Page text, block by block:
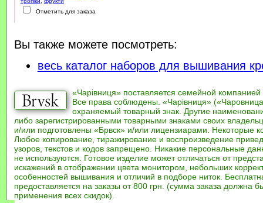
Отметить для заказа
Вы также можете посмотреть:
весь каталог наборов для вышивания
«Чарівниця» поставляется семейной компанией
Все права соблюдены. «Чарівниця»
охраняемый товарный знак. Другие
либо зарегистрированными товарными знаками своих
и/или подготовлены «Брвск» и/или лицензиарами. Некоторые
Любое копирование, тиражирование и воспроизведение
узоров, текстов и кодов запрещено. Никакие персональные
не используются. Готовое изделие может отличаться от
искажений в отображении цвета монитором, небольших
особенностей вышивания и отличий в подборе ниток.
предоставляется на заказы от 800 грн. (сумма заказа должна
применения всех скидок).